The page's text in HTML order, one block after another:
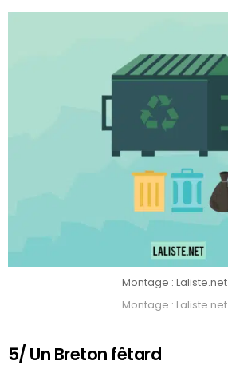
Montage : Laliste.net
Montage : Laliste.net
5/ Un Breton fêtard